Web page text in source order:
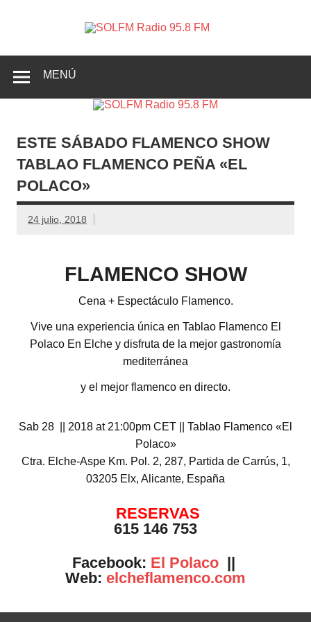
Radio
Crevillente, Radio en Vega Baja y Radio en el Medio
MENÚ
ESTE SÁBADO FLAMENCO SHOW
TABLAO FLAMENCO PEÑA «EL
POLACO»
24 julio, 2018
FLAMENCO SHOW
Cena + Espectáculo Flamenco.
Vive una experiencia única en Tablao Flamenco El
Polaco En Elche y disfruta de la mejor gastronomía
mediterránea
y el mejor flamenco en directo.
Sab 28 || 2018 at 21:00pm CET || Tablao Flamenco «El
Polaco»
Ctra. Elche-Aspe Km. Pol. 2, 287, Partida de Carrús, 1,
03205 Elx, Alicante, España
RESERVAS
615 146 753
Facebook: El Polaco||
Web: elcheflamenco.com